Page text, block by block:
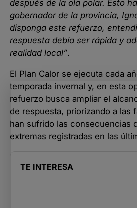
después de la ola polar. Esto
gobernador de la provincia,
disponga este refuerzo,
respuesta debía ser rápida y
realidad local”.
El Plan Calor se ejecuta cada
temporada invernal y, en esta
refuerzo busca ampliar el
de respuesta, priorizando a las
han sufrido las consecuencias
extremas registradas en las
TE INTERESA